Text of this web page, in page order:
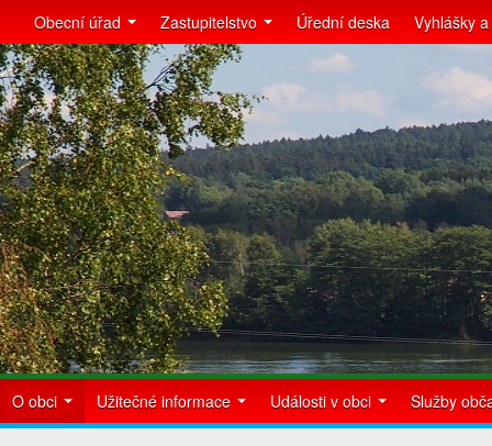
Obecní úřad Zastupitelstvo Úřední deska Vyhlášky
O obci Užitečné informace Události v obci Služby